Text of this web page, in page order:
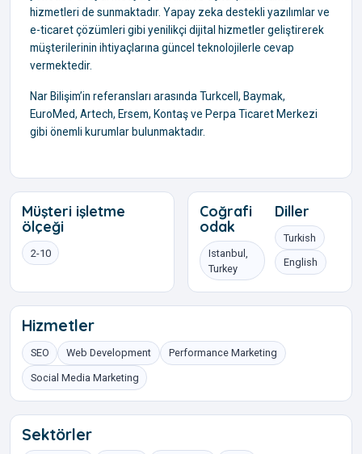
hizmetleri de sunmaktadır. Yapay zeka destekli yazılımlar ve
e-ticaret çözümleri gibi yenilikçi dijital hizmetler geliştirerek
müşterilerinin ihtiyaçlarına güncel teknolojilerle cevap
vermektedir.
Nar Bilişim’in referansları arasında Turkcell, Baymak,
EuroMed, Artech, Ersem, Kontaş ve Perpa Ticaret Merkezi
gibi önemli kurumlar bulunmaktadır.
Müşteri işletme
ölçeği
2-10
Coğrafi
odak
Istanbul,
Turkey
Diller
Turkish
English
Hizmetler
SEO Web Development Performance Marketing
Social Media Marketing
Sektörler